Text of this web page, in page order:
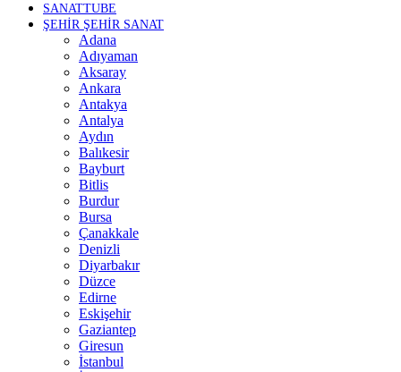
SANATTUBE
ŞEHİR ŞEHİR SANAT
Adana
Adıyaman
Aksaray
Ankara
Antakya
Antalya
Aydın
Balıkesir
Bayburt
Bitlis
Burdur
Bursa
Çanakkale
Denizli
Diyarbakır
Düzce
Edirne
Eskişehir
Gaziantep
Giresun
İstanbul